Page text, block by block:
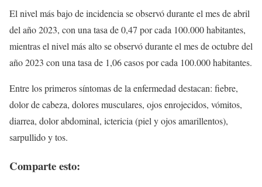
El nivel más bajo de incidencia se observó durante el mes de abril
del año 2023, con una tasa de 0,47 por cada 100.000 habitantes,
mientras el nivel más alto se observó durante el mes de octubre del
año 2023 con una tasa de 1,06 casos por cada 100.000 habitantes.
Entre los primeros síntomas de la enfermedad destacan: fiebre,
dolor de cabeza, dolores musculares, ojos enrojecidos, vómitos,
diarrea, dolor abdominal, ictericia (piel y ojos amarillentos),
sarpullido y tos.
Comparte esto: